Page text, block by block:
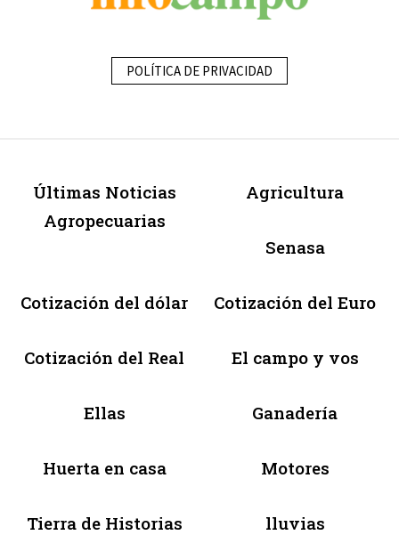
POLÍTICA DE PRIVACIDAD
Últimas Noticias
Agropecuarias
Agricultura
Senasa
Cotización del dólar Cotización del Euro
Cotización del Real El campo y vos
Ellas Ganadería
Huerta en casa Motores
Tierra de Historias lluvias